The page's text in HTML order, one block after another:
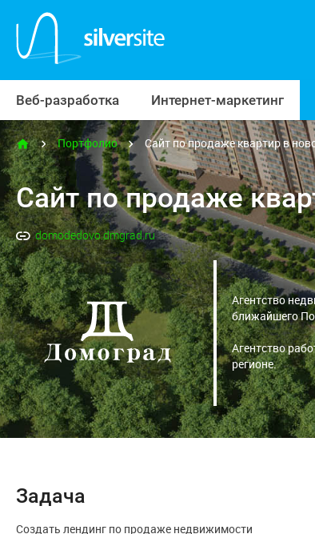
Веб-разработка Интернет-маркетинг
Портфолио Сайт по продаже квартир в
Сайт по продаже
domodedovo.dmgrad.ru
Агентство
ближайшего
Агентство
регионе.
Задача
Создать лендинг по продаже недвижимости